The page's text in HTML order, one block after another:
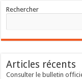
Rechercher
Articles récents
Consulter le bulletin